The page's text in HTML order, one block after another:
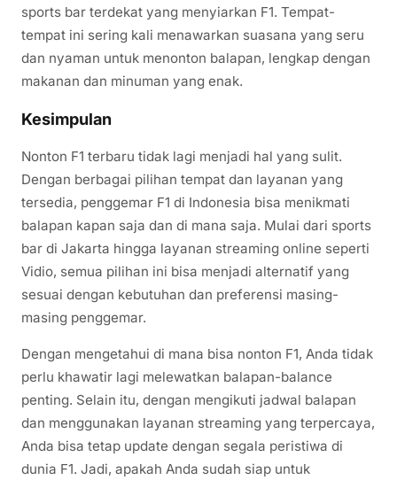
sports bar terdekat yang menyiarkan F1. Tempat-
tempat ini sering kali menawarkan suasana yang seru
dan nyaman untuk menonton balapan, lengkap dengan
makanan dan minuman yang enak.
Kesimpulan
Nonton F1 terbaru tidak lagi menjadi hal yang sulit.
Dengan berbagai pilihan tempat dan layanan yang
tersedia, penggemar F1 di Indonesia bisa menikmati
balapan kapan saja dan di mana saja. Mulai dari sports
bar di Jakarta hingga layanan streaming online seperti
Vidio, semua pilihan ini bisa menjadi alternatif yang
sesuai dengan kebutuhan dan preferensi masing-
masing penggemar.
Dengan mengetahui di mana bisa nonton F1, Anda tidak
perlu khawatir lagi melewatkan balapan-balance
penting. Selain itu, dengan mengikuti jadwal balapan
dan menggunakan layanan streaming yang terpercaya,
Anda bisa tetap update dengan segala peristiwa di
dunia F1. Jadi, apakah Anda sudah siap untuk